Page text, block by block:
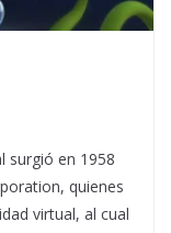
surgió en 1958
quienes
virtual, al cual